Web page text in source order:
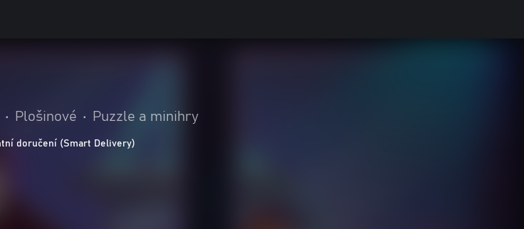
• Plošinové • Puzzle a minihry
doručení (Smart Delivery)